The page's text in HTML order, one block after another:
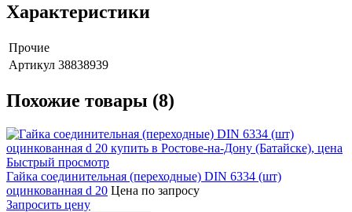
Характеристики
Прочие
Артикул 38838939
Похожие товары (8)
Быстрый просмотр
Гайка соединительная (переходные) DIN 6334 (шт)
оцинкованная d 20 Цена по запросу
Запросить цену